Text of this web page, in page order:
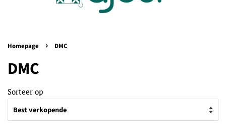
Homepage › DMC
DMC
Sorteer op